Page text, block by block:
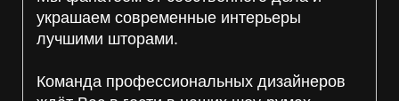
украшаем современные интерьеры
лучшими шторами.
Команда профессиональных дизайнеров